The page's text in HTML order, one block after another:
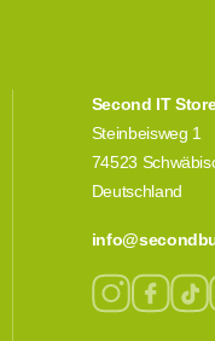
Second IT
Steinbeisweg 1
74523
Deutschland